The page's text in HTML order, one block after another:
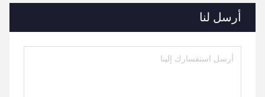
أرسل لنا